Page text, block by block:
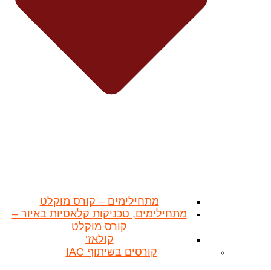
מתחילימים – קורס מוקלט
מתחילימים, טכניקות קלאסיות באיור –
קורס מוקלט
קולאז’
קורסים בשיתוף IAC